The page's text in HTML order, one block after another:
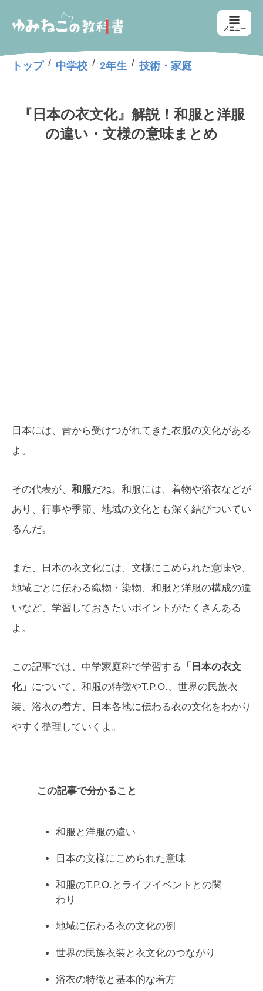
メニュー
トップ / 中学校 / 2年生 / 技術・家庭
『日本の衣文化』解説！和服と洋服
の違い・文様の意味まとめ
日本には、昔から受けつがれてきた衣服の文化がある
よ。
その代表が、 和服だね。和服には、着物や浴衣などが
あり、行事や季節、地域の文化とも深く結びついてい
るんだ。
また、日本の衣文化には、文様にこめられた意味や、
地域ごとに伝わる織物・染物、和服と洋服の構成の違
いなど、学習しておきたいポイントがたくさんある
よ。
この記事では、中学家庭科で学習する
「日本の衣文
化」 について、和服の特徴やT.P.O.、世界の民族衣
装、浴衣の着方、日本各地に伝わる衣の文化をわかり
やすく整理していくよ。
この記事で分かること
和服と洋服の違い
日本の文様にこめられた意味
和服のT.P.O.とライフイベントとの関
わり
地域に伝わる衣の文化の例
世界の民族衣装と衣文化のつながり
浴衣の特徴と基本的な着方